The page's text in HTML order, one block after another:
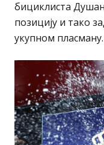
бициклиста Душан
позицију и тако
укупном пласману.